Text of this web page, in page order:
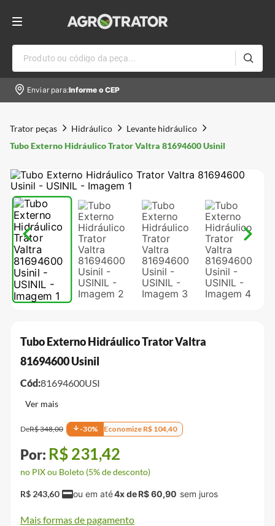
Produto ou código da peça...
Enviar para:Informe o CEP
Trator peças Hidráulico
Levante hidráulico
Tubo Externo Hidráulico Trator Valtra 81694600 Usinil
Tubo Externo Hidráulico Trator Valtra
81694600 Usinil
Cód:81694600USI
DeR$348,00 -30% Economize R$ 104,40
R$231,42
no PIX ou Boleto (5% de desconto)
R$ 243,60 4x deR$60,90
Mais formas de pagamento